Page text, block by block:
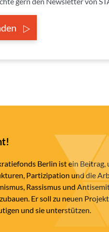
Berlin ist ein Beitrag,
Partizipation und die
Rassismus und
Er soll zu neuen
und sie unterstützen.